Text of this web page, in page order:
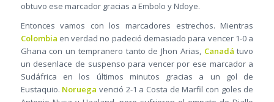
obtuvo ese marcador gracias a Embolo y Ndoye.
Entonces vamos con los marcadores estrechos. Mientras
Colombia en verdad no padeció demasiado para vencer 1-0 a
Ghana con un tempranero tanto de Jhon Arias, Canadá tuvo
un desenlace de suspenso para vencer por ese marcador a
Sudáfrica en los últimos minutos gracias a un gol de
Eustaquio. Noruega venció 2-1 a Costa de Marfil con goles de